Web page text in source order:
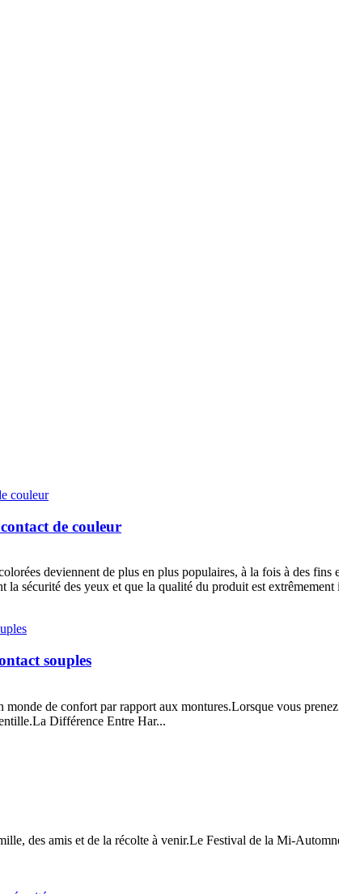
de couleur
deviennent de plus en plus populaires, à la fois à des
la sécurité des yeux et que la qualité du produit est
souples
de confort par rapport aux montures.Lorsque vous
Différence Entre Har...
des amis et de la récolte à venir.Le Festival de la Mi-